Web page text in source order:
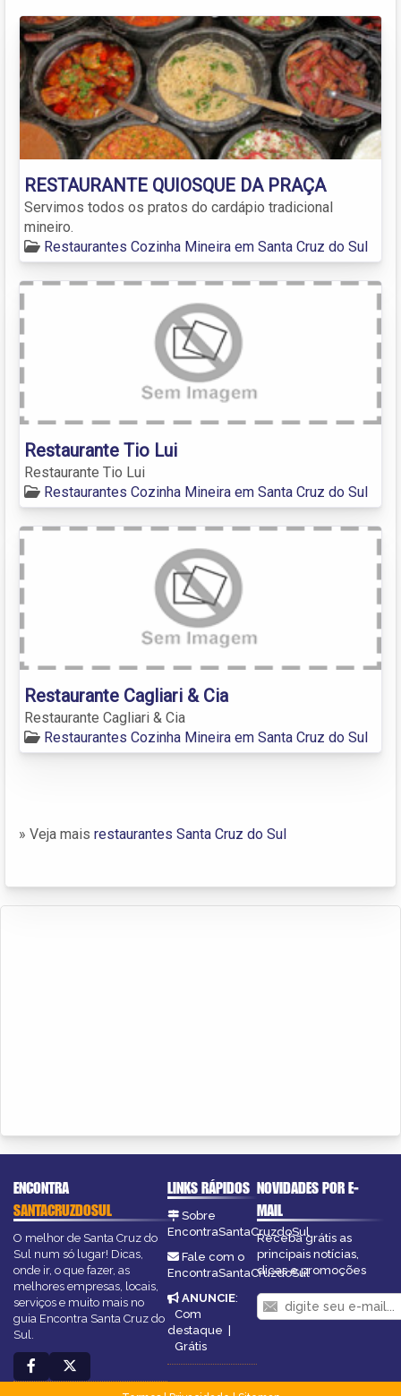
RESTAURANTE QUIOSQUE DA PRAÇA
Servimos todos os pratos do cardápio tradicional
mineiro.
Restaurantes Cozinha Mineira em Santa Cruz do Sul
Restaurante Tio Lui
Restaurante Tio Lui
Restaurantes Cozinha Mineira em Santa Cruz do Sul
Restaurante Cagliari & Cia
Restaurante Cagliari & Cia
Restaurantes Cozinha Mineira em Santa Cruz do Sul
» Veja mais restaurantes Santa Cruz do Sul
ENCONTRA
SANTACRUZDOSUL
O melhor de Santa Cruz do
Sul num só lugar! Dicas,
onde ir, o que fazer, as
melhores empresas, locais,
serviços e muito mais no
guia Encontra Santa Cruz do
Sul.
LINKS RÁPIDOS
Sobre
EncontraSantaCruzdoSul
Fale com o
EncontraSantaCruzdoSul
ANUNCIE:
Com
destaque |
Grátis
NOVIDADES POR E-
MAIL
Receba grátis as
principais notícias,
dicas e promoções